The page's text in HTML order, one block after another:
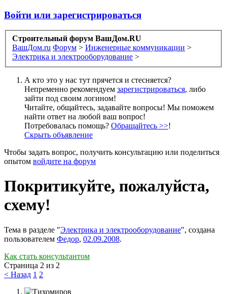
Войти или зарегистрироваться
Строительный форум ВашДом.RU
ВашДом.ru Форум > Инженерные коммуникации >
Электрика и электрооборудование >
А кто это у нас тут прячется и стесняется?
Непременно рекомендуем зарегистрироваться, либо
зайти под своим логином!
Читайте, общайтесь, задавайте вопросы! Мы поможем
найти ответ на любой ваш вопрос!
Потребовалась помощь? Обращайтесь >>!
Скрыть объявление
Чтобы задать вопрос, получить консультацию или поделиться
опытом войдите на форум
Покритикуйте, пожалуйста,
схему!
Тема в разделе "Электрика и электрооборудование", создана
пользователем Федор, 02.09.2008.
Как стать консультантом
Страница 2 из 2
< Назад 1 2